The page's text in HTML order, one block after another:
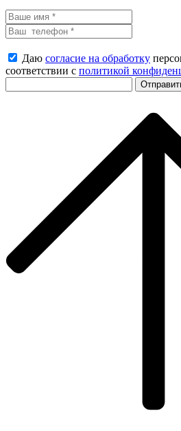
Даю согласие на обработку
соответствии с политикой